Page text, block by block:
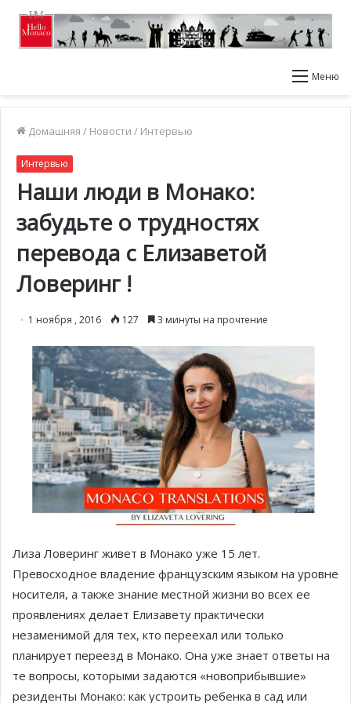
Меню
Домашняя / Новости / Интервью
Интервью
Наши люди в Монако:
забудьте о трудностях
перевода с Елизаветой
Ловеринг !
1 ноября , 2016 127 3 минуты на прочтение
Лиза Ловеринг живет в Монако уже 15 лет.
Превосходное владение французским языком на уровне
носителя, а также знание местной жизни во всех ее
проявлениях делает Елизавету практически
незаменимой для тех, кто переехал или только
планирует переезд в Монако. Она уже знает ответы на
те вопросы, которыми задаются «новоприбывшие»
резиденты Монако: как устроить ребенка в сад или